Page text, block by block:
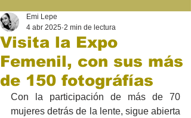
Visita la Expo
Femenil, con sus más
de 150 fotográfías
Emi Lepe
4 abr 2025 2 min de lectura
Con la participación de más de 70
mujeres detrás de la lente, sigue abierta